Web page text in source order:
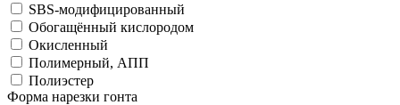
SBS-модифицированный
Обогащённый кислородом
Окисленный
Полимерный, АПП
Полиэстер
Форма нарезки гонта